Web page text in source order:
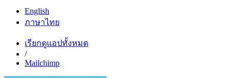
English
ภาษาไทย
เรียกดูแอปทั้งหมด
/
Mailchimp